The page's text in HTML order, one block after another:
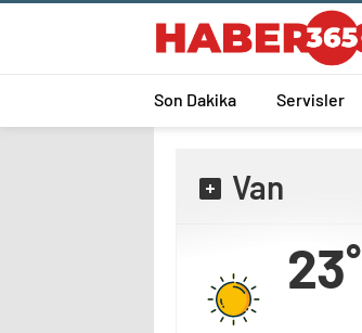
Son Dakika Servisler
Van
23˚